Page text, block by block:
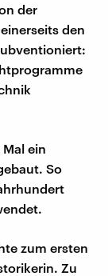
der
den
ein
So
zum ersten
Zu